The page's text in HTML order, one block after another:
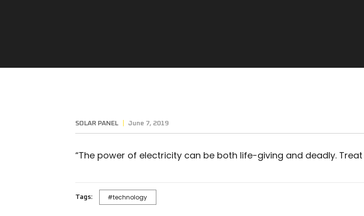
SOLAR PANEL June 7, 2019
“The power of electricity can be both life-giving and deadly.
Tags: technology